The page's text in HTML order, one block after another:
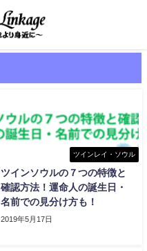
ツインレイ・ソウル
ツインソウルの７つの特徴と
確認方法！運命人の誕生日・
名前での見分け方も！
2019年5月17日